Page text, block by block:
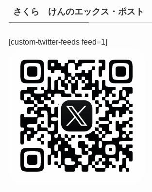
さくら けんのエックス・ポスト
[custom-twitter-feeds feed=1]